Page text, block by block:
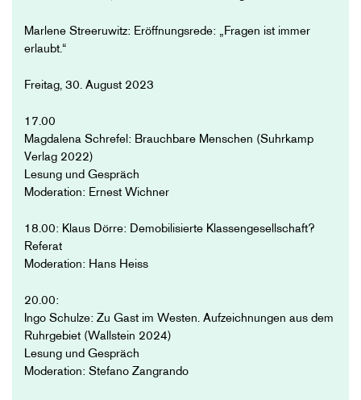
Marlene Streeruwitz: Eröffnungsrede: „Fragen ist immer
erlaubt.“
Freitag, 30. August 2023
17.00
Magdalena Schrefel: Brauchbare Menschen (Suhrkamp
Verlag 2022)
Lesung und Gespräch
Moderation: Ernest Wichner
18.00: Klaus Dörre: Demobilisierte Klassengesellschaft?
Referat
Moderation: Hans Heiss
20.00:
Ingo Schulze: Zu Gast im Westen. Aufzeichnungen aus dem
Ruhrgebiet (Wallstein 2024)
Lesung und Gespräch
Moderation: Stefano Zangrando